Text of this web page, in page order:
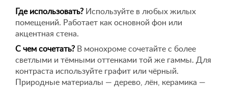
Где использовать? Используйте в любых жилых
помещений. Работает как основной фон или
акцентная стена.
С чем сочетать? В монохроме сочетайте с более
светлыми и тёмными оттенками той же гаммы. Для
контраста используйте графит или чёрный.
Природные материалы — дерево, лён, керамика —